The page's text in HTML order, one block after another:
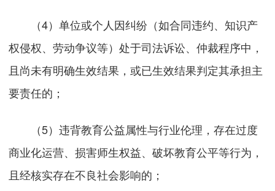
（4）单位或个人因纠纷（如合同违约、知识产
权侵权、劳动争议等）处于司法诉讼、仲裁程序中，
且尚未有明确生效结果，或已生效结果判定其承担主
要责任的；
（5）违背教育公益属性与行业伦理，存在过度
商业化运营、损害师生权益、破坏教育公平等行为，
且经核实存在不良社会影响的；